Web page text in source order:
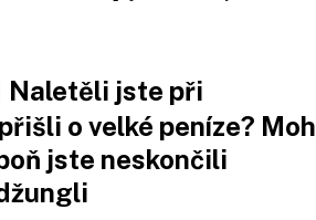
Naletěli jste při
o velké peníze?
jste neskončili